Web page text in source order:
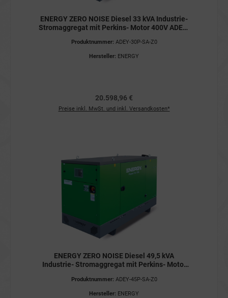
ENERGY ZERO NOISE Diesel 33 kVA Industrie-
Stromaggregat mit Perkins- Motor 400V ADEY-
Produktnummer: ADEY-30P-SA-Z0
Hersteller: ENERGY
20.598,96 €
Preise inkl. MwSt. und inkl. Versandkosten*
ENERGY ZERO NOISE Diesel 49,5 kVA
Industrie- Stromaggregat mit Perkins- Motor
Produktnummer: ADEY-45P-SA-Z0
Hersteller: ENERGY